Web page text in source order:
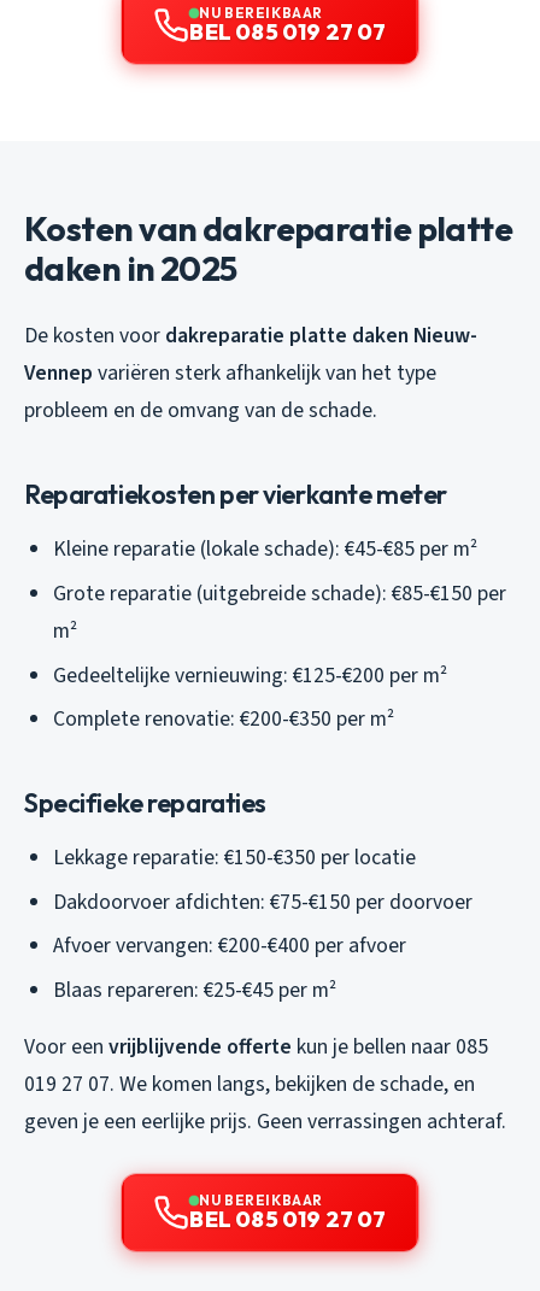
NU BEREIKBAAR
BEL 085 019 27 07
Kosten van dakreparatie platte
daken in 2025
De kosten voor dakreparatie platte daken Nieuw-
Vennep variëren sterk afhankelijk van het type
probleem en de omvang van de schade.
Reparatiekosten per vierkante meter
Kleine reparatie (lokale schade): €45-€85 per m²
Grote reparatie (uitgebreide schade): €85-€150 per
m²
Gedeeltelijke vernieuwing: €125-€200 per m²
Complete renovatie: €200-€350 per m²
Specifieke reparaties
Lekkage reparatie: €150-€350 per locatie
Dakdoorvoer afdichten: €75-€150 per doorvoer
Afvoer vervangen: €200-€400 per afvoer
Blaas repareren: €25-€45 per m²
Voor een vrijblijvende offerte kun je bellen naar 085
019 27 07. We komen langs, bekijken de schade, en
geven je een eerlijke prijs. Geen verrassingen achteraf.
NU BEREIKBAAR
BEL 085 019 27 07